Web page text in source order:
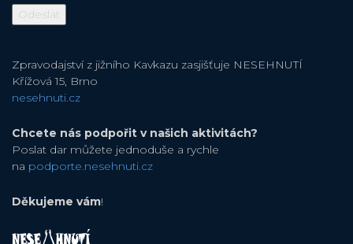
Zpravodajství z jižního Kavkazu zasjišťuje NESEHNUTÍ
Křížová 15, Brno
nesehnuti.cz
Chcete nás podpořit v našich aktivitách?
Poslat dar můžete jednoduše a rychle
na podporte.nesehnuti.cz
Děkujeme vám!